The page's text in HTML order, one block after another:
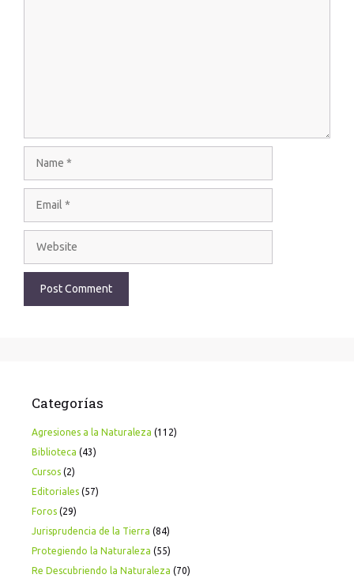
Categorías
Agresiones a la Naturaleza (112)
Biblioteca (43)
Cursos (2)
Editoriales (57)
Foros (29)
Jurisprudencia de la Tierra (84)
Protegiendo la Naturaleza (55)
Re Descubriendo la Naturaleza (70)